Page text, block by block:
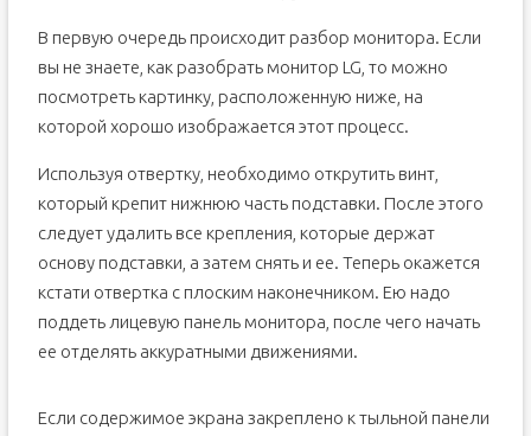
В первую очередь происходит разбор монитора. Если
вы не знаете, как разобрать монитор LG, то можно
посмотреть картинку, расположенную ниже, на
которой хорошо изображается этот процесс.
Используя отвертку, необходимо открутить винт,
который крепит нижнюю часть подставки. После этого
следует удалить все крепления, которые держат
основу подставки, а затем снять и ее. Теперь окажется
кстати отвертка с плоским наконечником. Ею надо
поддеть лицевую панель монитора, после чего начать
ее отделять аккуратными движениями.
Если содержимое экрана закреплено к тыльной панели